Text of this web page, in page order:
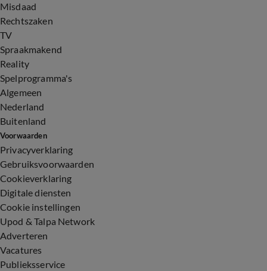
Misdaad
Rechtszaken
TV
Spraakmakend
Reality
Spelprogramma's
Algemeen
Nederland
Buitenland
Voorwaarden
Privacyverklaring
Gebruiksvoorwaarden
Cookieverklaring
Digitale diensten
Cookie instellingen
Upod & Talpa Network
Adverteren
Vacatures
Publieksservice